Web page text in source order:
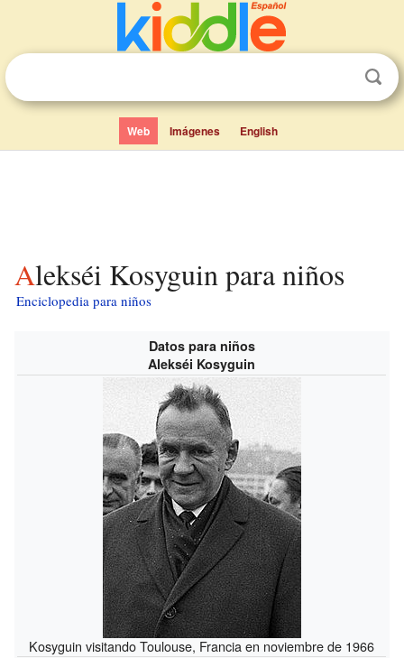
Web Imágenes English
Alekséi Kosyguin para niños
Enciclopedia para niños
Datos para niños
Alekséi Kosyguin
Kosyguin visitando Toulouse, Francia en noviembre de 1966